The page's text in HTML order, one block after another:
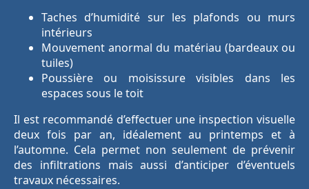
Taches d’humidité sur les plafonds ou murs
intérieurs
Mouvement anormal du matériau (bardeaux ou
tuiles)
Poussière ou moisissure visibles dans les
espaces sous le toit
Il est recommandé d’effectuer une inspection visuelle
deux fois par an, idéalement au printemps et à
l’automne. Cela permet non seulement de prévenir
des infiltrations mais aussi d’anticiper d’éventuels
travaux nécessaires.